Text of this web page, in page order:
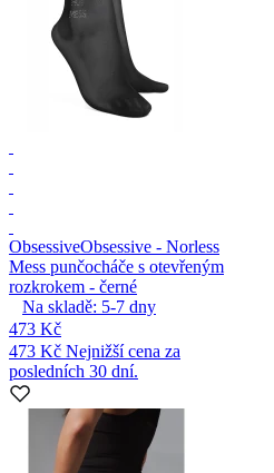
ObsessiveObsessive - Norless
Mess punčocháče s otevřeným
rozkrokem - černé
Na skladě: 5-7 dny
473 Kč
473 Kč Nejnižší cena za
posledních 30 dní.